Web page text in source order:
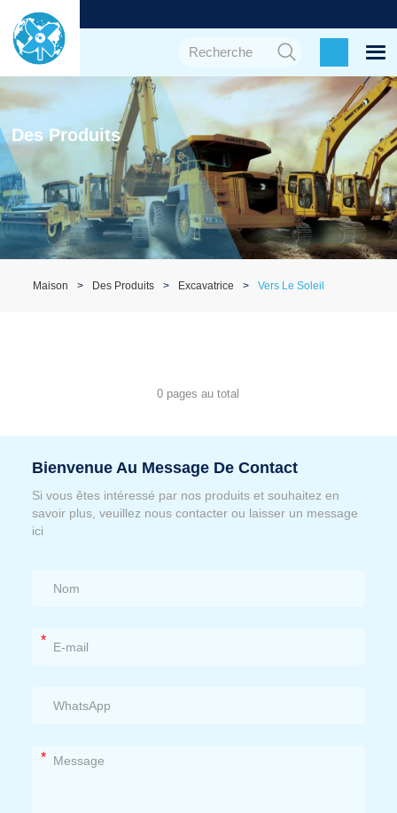
Des Produits
Maison Des Produits Excavatrice Vers Le Soleil
0 pages au total
Bienvenue Au Message De Contact
Si vous êtes intéressé par nos produits et souhaitez en
savoir plus, veuillez nous contacter ou laisser un message
ici
*
*